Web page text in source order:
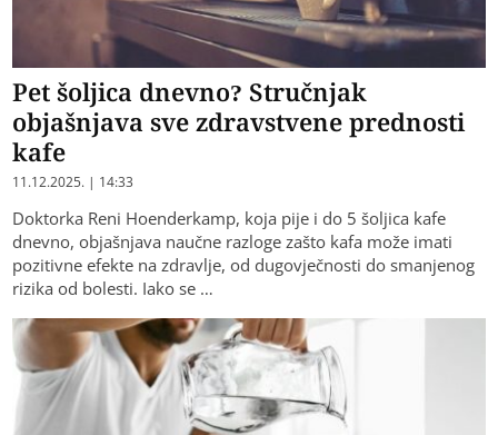
Pet šoljica dnevno? Stručnjak
objašnjava sve zdravstvene prednosti
kafe
11.12.2025. | 14:33
Doktorka Reni Hoenderkamp, koja pije i do 5 šoljica kafe
dnevno, objašnjava naučne razloge zašto kafa može imati
pozitivne efekte na zdravlje, od dugovječnosti do smanjenog
rizika od bolesti. Iako se …